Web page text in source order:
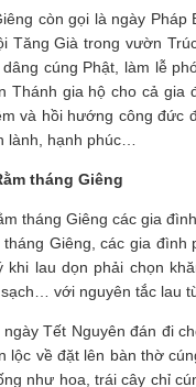
còn gọi là ngày
Tăng Già trong vườn
cúng Phật, làm lễ
Thánh gia hộ cho cả
và hồi hướng công đức
lành, hạnh phúc…
tháng Giêng
tháng Giêng các gia
Giêng, các gia
lau dọn phải chọn
với nguyên tắc lau
Tết Nguyên đán đi
lộc về đặt lên bàn thờ
như hoa, trái cây chỉ